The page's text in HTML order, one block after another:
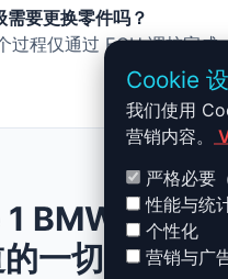
需要更换零件吗？
过程仅通过 ECU 调校完成
1 BMW X3 -
一切
Cookie
我们使用
营销内容。
严格必要
性能与统
个性化
营销与广